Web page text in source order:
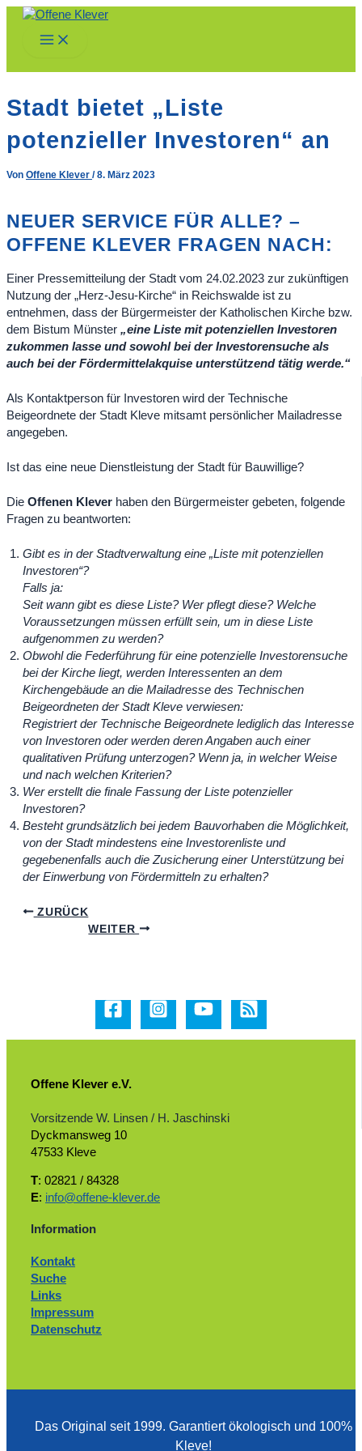
Zum
springen
Main
Menu
Stadt bietet „Liste
potenzieller Investoren“ an
Von Offene Klever /8. März 2023
NEUER SERVICE FÜR ALLE? –
OFFENE KLEVER FRAGEN NACH:
Einer Pressemitteilung der Stadt vom 24.02.2023 zur zukünftigen
Nutzung der „Herz-Jesu-Kirche“ in Reichswalde ist zu
entnehmen, dass der Bürgermeister der Katholischen Kirche bzw.
dem Bistum Münster „eine Liste mit potenziellen Investoren
zukommen lasse und sowohl bei der Investorensuche als
auch bei der Fördermittelakquise unterstützend tätig werde.“
Als Kontaktperson für Investoren wird der Technische
Beigeordnete der Stadt Kleve mitsamt persönlicher Mailadresse
angegeben.
Ist das eine neue Dienstleistung der Stadt für Bauwillige?
Die Offenen Klever haben den Bürgermeister gebeten, folgende
Fragen zu beantworten:
Gibt es in der Stadtverwaltung eine „Liste mit potenziellen
Investoren“?
Falls ja:
Seit wann gibt es diese Liste? Wer pflegt diese? Welche
Voraussetzungen müssen erfüllt sein, um in diese Liste
aufgenommen zu werden?
Obwohl die Federführung für eine potenzielle Investorensuche
bei der Kirche liegt, werden Interessenten an dem
Kirchengebäude an die Mailadresse des Technischen
Beigeordneten der Stadt Kleve verwiesen:
Registriert der Technische Beigeordnete lediglich das Interesse
von Investoren oder werden deren Angaben auch einer
qualitativen Prüfung unterzogen? Wenn ja, in welcher Weise
und nach welchen Kriterien?
Wer erstellt die finale Fassung der Liste potenzieller
Investoren?
Besteht grundsätzlich bei jedem Bauvorhaben die Möglichkeit,
von der Stadt mindestens eine Investorenliste und
gegebenenfalls auch die Zusicherung einer Unterstützung bei
der Einwerbung von Fördermitteln zu erhalten?
ZURÜCK
WEITER
Offene Klever e.V.
Vorsitzende W. Linsen / H. Jaschinski
Dyckmansweg 10
47533 Kleve
T: 02821 / 84328
E: info@offene-klever.de
Information
Kontakt
Suche
Links
Impressum
Datenschutz
Das Original seit 1999. ­Garantiert ökologisch und 100%
Kleve!